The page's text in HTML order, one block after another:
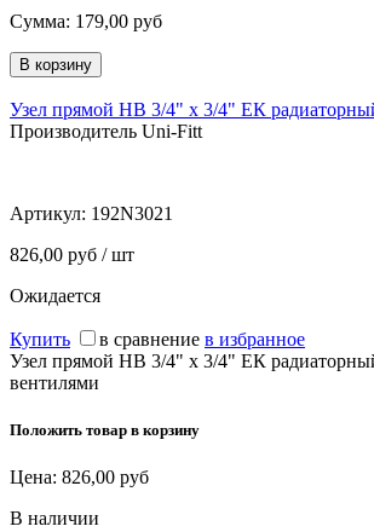
Сумма: 179,00 руб
Узел прямой НВ 3/4" х 3/4" ЕК
Производитель Uni-Fitt
Артикул: 192N3021
826,00 руб / шт
Ожидается
Купить в сравнение в избранное
Узел прямой НВ 3/4" х 3/4" ЕК
вентилями
Положить товар в корзину
Цена: 826,00 руб
В наличии